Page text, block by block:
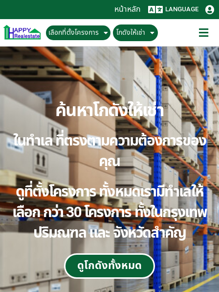
หน้าหลัก LANGUAGE
เลือกที่ตั้งโครงการ โกดังให้เช่า
ค้นหาโกดังให้เช่า
ในทำเล ที่ตรงตามความต้องการของ
คุณ
ดูที่ตั้งโครงการ ทั้งหมดเรามีทำเลให้
เลือก กว่า 30 โครงการ ทั้งในกรุงเทพ
ปริมณฑล และ จังหวัดสำคัญ
ดูโกดังทั้งหมด